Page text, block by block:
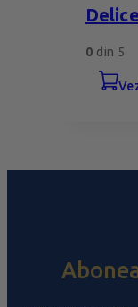
Delice
0 din 5